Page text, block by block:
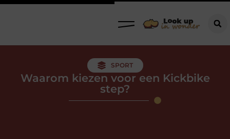
SPORT
Waarom kiezen voor een Kickbike
step?